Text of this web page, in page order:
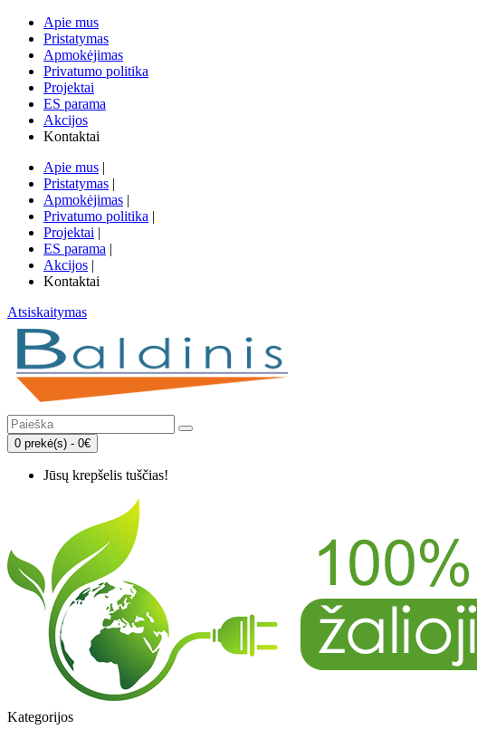
Apie mus
Pristatymas
Apmokėjimas
Privatumo politika
Projektai
ES parama
Akcijos
Kontaktai
Apie mus |
Pristatymas |
Apmokėjimas |
Privatumo politika |
Projektai |
ES parama |
Akcijos |
Kontaktai
Atsiskaitymas
0 prekė(s) - 0€
Jūsų krepšelis tuščias!
Kategorijos